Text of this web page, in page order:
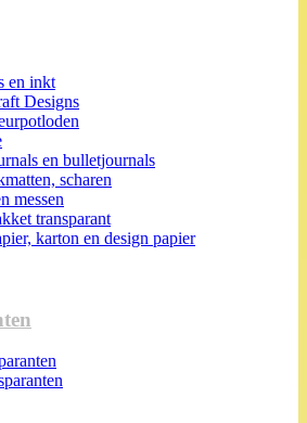
en inkt
Designs
en bulletjournals
scharen
messen
transparant
karton en design papier